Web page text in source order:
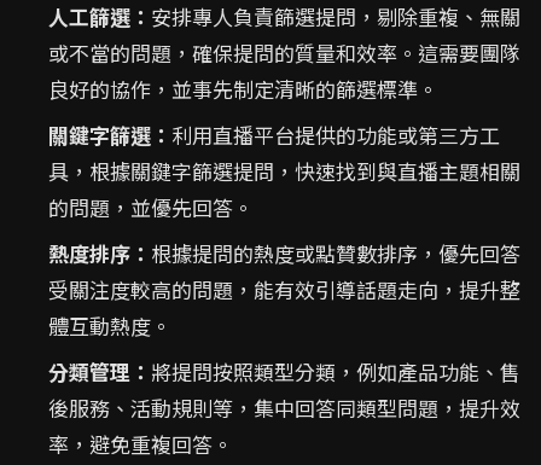
人工篩選： 安排專人負責篩選提問，剔除重複、無關
或不當的問題，確保提問的質量和效率。這需要團隊
良好的協作，並事先制定清晰的篩選標準。
關鍵字篩選： 利用直播平台提供的功能或第三方工
具，根據關鍵字篩選提問，快速找到與直播主題相關
的問題，並優先回答。
熱度排序： 根據提問的熱度或點贊數排序，優先回答
受關注度較高的問題，能有效引導話題走向，提升整
體互動熱度。
分類管理： 將提問按照類型分類，例如產品功能、售
後服務、活動規則等，集中回答同類型問題，提升效
率，避免重複回答。